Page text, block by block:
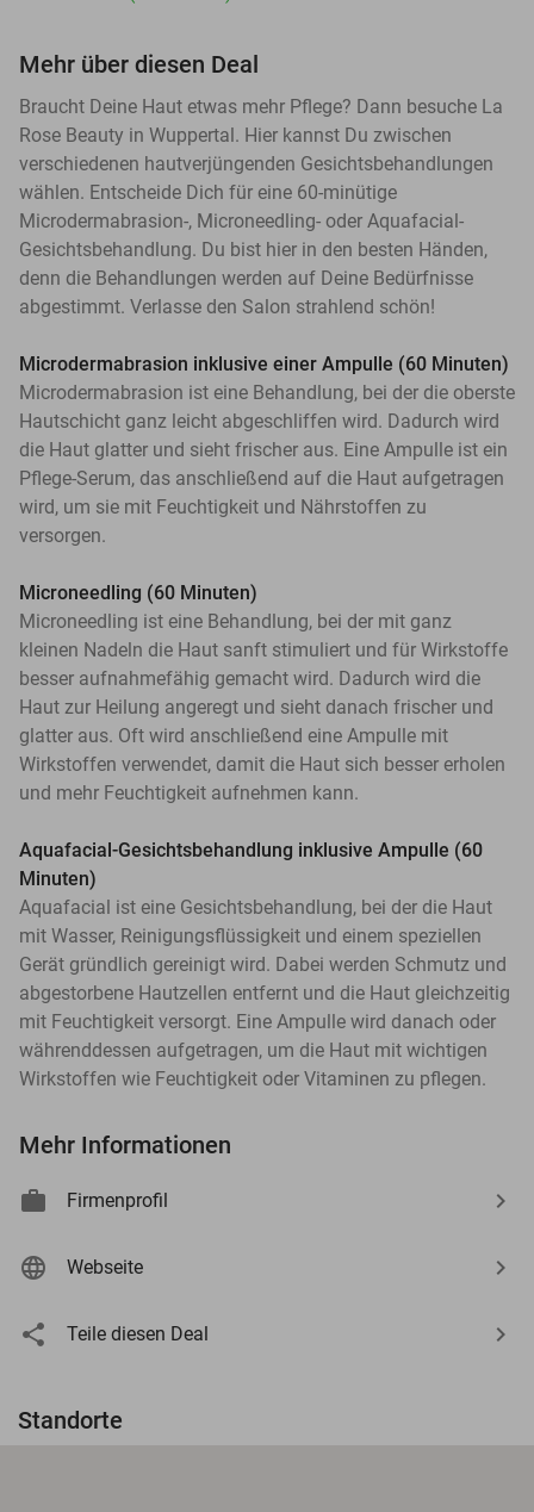
Mehr über diesen Deal
Braucht Deine Haut etwas mehr Pflege? Dann besuche La
Rose Beauty in Wuppertal. Hier kannst Du zwischen
verschiedenen hautverjüngenden Gesichtsbehandlungen
wählen. Entscheide Dich für eine 60-minütige
Microdermabrasion-, Microneedling- oder Aquafacial-
Gesichtsbehandlung. Du bist hier in den besten Händen,
denn die Behandlungen werden auf Deine Bedürfnisse
abgestimmt. Verlasse den Salon strahlend schön!
Microdermabrasion inklusive einer Ampulle (60 Minuten)
Microdermabrasion ist eine Behandlung, bei der die oberste
Hautschicht ganz leicht abgeschliffen wird. Dadurch wird
die Haut glatter und sieht frischer aus. Eine Ampulle ist ein
Pflege-Serum, das anschließend auf die Haut aufgetragen
wird, um sie mit Feuchtigkeit und Nährstoffen zu
versorgen.
Microneedling (60 Minuten)
Microneedling ist eine Behandlung, bei der mit ganz
kleinen Nadeln die Haut sanft stimuliert und für Wirkstoffe
besser aufnahmefähig gemacht wird. Dadurch wird die
Haut zur Heilung angeregt und sieht danach frischer und
glatter aus. Oft wird anschließend eine Ampulle mit
Wirkstoffen verwendet, damit die Haut sich besser erholen
und mehr Feuchtigkeit aufnehmen kann.
Aquafacial-Gesichtsbehandlung inklusive Ampulle (60
Minuten)
Aquafacial ist eine Gesichtsbehandlung, bei der die Haut
mit Wasser, Reinigungsflüssigkeit und einem speziellen
Gerät gründlich gereinigt wird. Dabei werden Schmutz und
abgestorbene Hautzellen entfernt und die Haut gleichzeitig
mit Feuchtigkeit versorgt. Eine Ampulle wird danach oder
währenddessen aufgetragen, um die Haut mit wichtigen
Wirkstoffen wie Feuchtigkeit oder Vitaminen zu pflegen.
Mehr Informationen
Firmenprofil
Webseite
Teile diesen Deal
Standorte